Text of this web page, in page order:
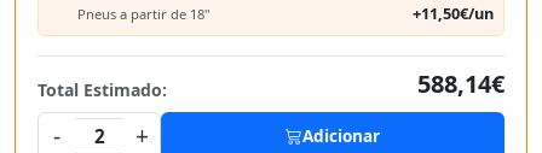
Pneus a partir de 18" +11,50€/un
Total Estimado:
588,14€
-
2 + Adicionar